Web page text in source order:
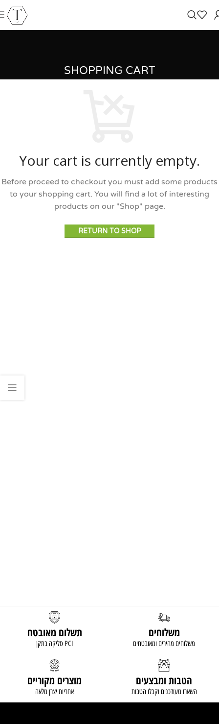
SHOPPING CART
Your cart is currently empty.
Before proceed to checkout you must add some products
to your shopping cart. You will find a lot of interesting
products on our "Shop" page.
RETURN TO SHOP
תשלום מאובטח
סליקה בתקן PCI
משלוחים
משלוחים מהירים ומאובטחים
מוצרים מקוריים
אחריות יצרן מלאה
הטבות ומבצעים
השארו מעודכנים וקבלו הטבות